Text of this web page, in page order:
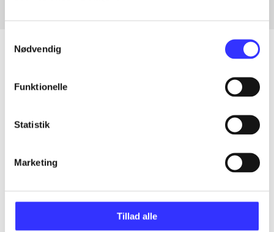
Nødvendig
Funktionelle
Statistik
Marketing
Tillad alle
Artikler